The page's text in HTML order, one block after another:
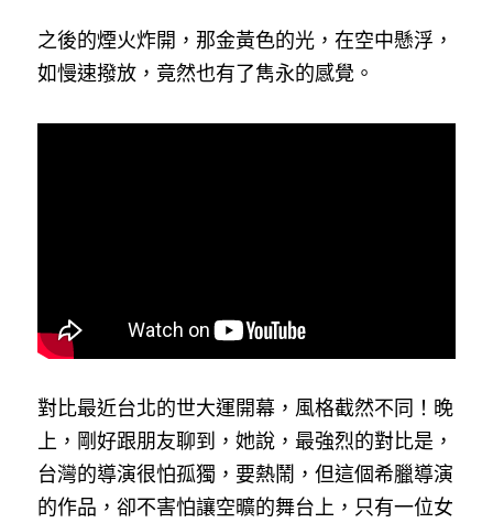
之後的煙火炸開，那金黃色的光，在空中懸浮，
如慢速撥放，竟然也有了雋永的感覺。
對比最近台北的世大運開幕，風格截然不同！晚
上，剛好跟朋友聊到，她說，最強烈的對比是，
台灣的導演很怕孤獨，要熱鬧，但這個希臘導演
的作品，卻不害怕讓空曠的舞台上，只有一位女